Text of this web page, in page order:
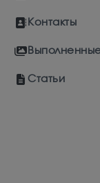
Контакты
Статьи